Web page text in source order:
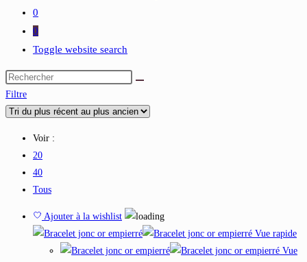
0
0
Toggle website search
Filtre
Voir :
20
40
Tous
Ajouter à la wishlist
Vue rapide
Vue